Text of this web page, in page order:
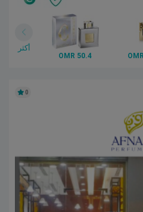
50.4 OMR
أكثر
0